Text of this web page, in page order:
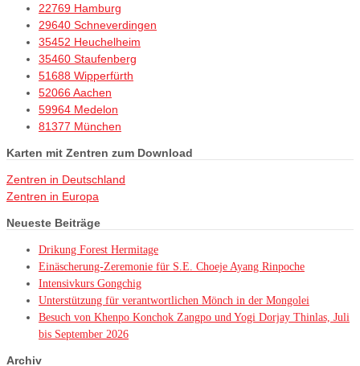
22769 Hamburg
29640 Schneverdingen
35452 Heuchelheim
35460 Staufenberg
51688 Wipperfürth
52066 Aachen
59964 Medelon
81377 München
Karten mit Zentren zum Download
Zentren in Deutschland
Zentren in Europa
Neueste Beiträge
Drikung Forest Hermitage
Einäscherung-Zeremonie für S.E. Choeje Ayang Rinpoche
Intensivkurs Gongchig
Unterstützung für verantwortlichen Mönch in der Mongolei
Besuch von Khenpo Konchok Zangpo und Yogi Dorjay Thinlas, Juli
bis September 2026
Archiv